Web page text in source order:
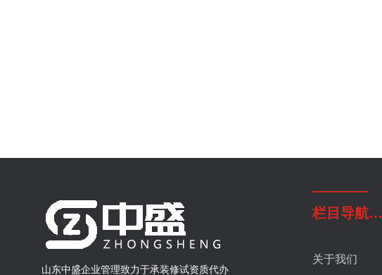
山东中盛企业管理致力于承装修试资质代办
栏目导航…
关于我们